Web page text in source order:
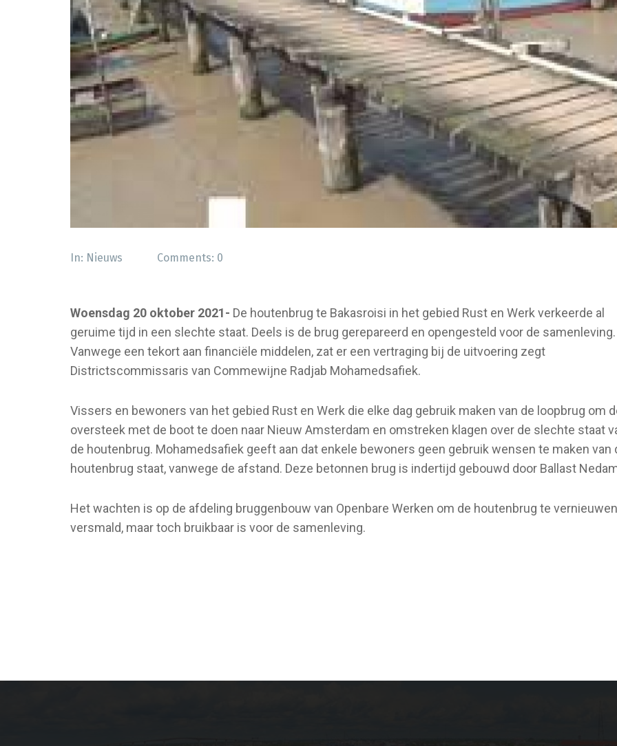
In: Nieuws Comments: 0
Woensdag 20 oktober 2021- De houtenbrug te Bakasroisi in het gebied Rust en Werk verkeerde al
geruime tijd in een slechte staat. Deels is de brug gerepareerd en opengesteld voor de samenleving.
Vanwege een tekort aan financiële middelen, zat er een vertraging bij de uitvoering zegt
Districtscommissaris van Commewijne Radjab Mohamedsafiek.
Vissers en bewoners van het gebied Rust en Werk die elke dag gebruik maken van de loopbrug om
oversteek met de boot te doen naar Nieuw Amsterdam en omstreken klagen over de slechte staat
de houtenbrug. Mohamedsafiek geeft aan dat enkele bewoners geen gebruik wensen te maken
houtenbrug staat, vanwege de afstand. Deze betonnen brug is indertijd gebouwd door Ballast
Het wachten is op de afdeling bruggenbouw van Openbare Werken om de houtenbrug te
versmald, maar toch bruikbaar is voor de samenleving.